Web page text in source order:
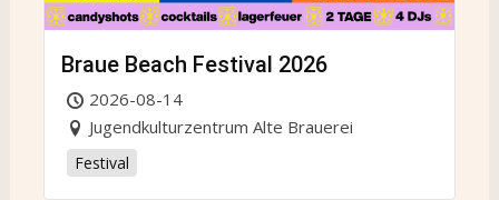
Braue Beach Festival 2026
2026-08-14
Jugendkulturzentrum Alte Brauerei
Festival